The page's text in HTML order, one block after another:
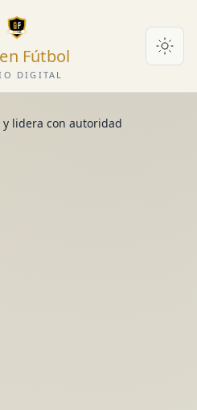
Fútbol
DIGITAL
y lidera con autoridad